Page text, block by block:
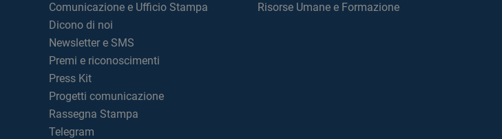
Comunicazione e Ufficio Stampa
Dicono di noi
Newsletter e SMS
Premi e riconoscimenti
Press Kit
Progetti comunicazione
Rassegna Stampa
Telegram
Risorse Umane e Formazione